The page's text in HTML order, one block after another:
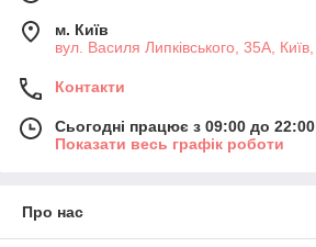
м. Київ
вул. Василя Липківського, 35А, Київ,
Контакти
Сьогодні працює з 09:00 до 22:00
Показати весь графік роботи
Про нас